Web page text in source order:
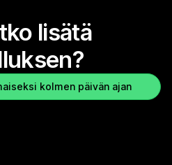
lisätä
kolmen päivän ajan